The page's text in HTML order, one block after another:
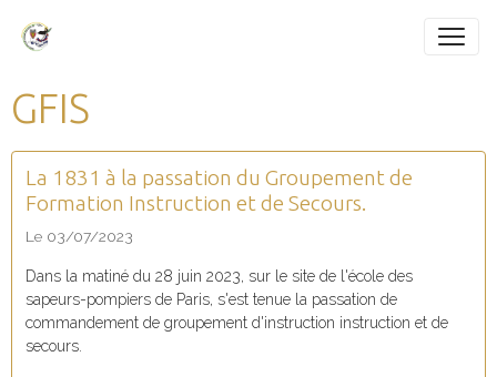
GFIS
La 1831 à la passation du Groupement de
Formation Instruction et de Secours.
Le 03/07/2023
Dans la matiné du 28 juin 2023, sur le site de l'école des
sapeurs-pompiers de Paris, s'est tenue la passation de
commandement de groupement d'instruction instruction et de
secours.